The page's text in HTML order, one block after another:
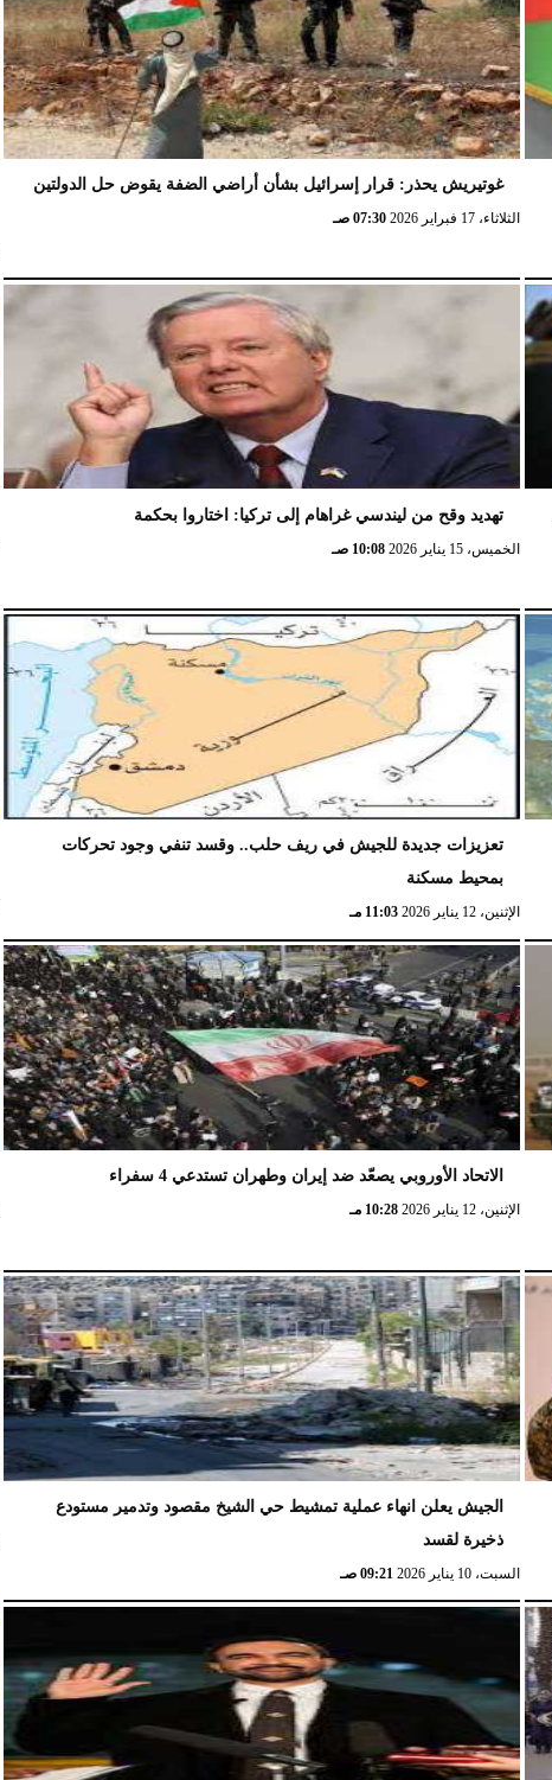
غوتيريش يحذر: قرار إسرائيل بشأن أراضي الضفة يقوض حل الدولتين
الثلاثاء، 17 فبراير 2026 07:30 صـ
تهديد وقح من ليندسي غراهام إلى تركيا: اختاروا بحكمة
الخميس، 15 يناير 2026 10:08 صـ
تعزيزات جديدة للجيش في ريف حلب.. وقسد تنفي وجود تحركات
بمحيط مسكنة
الإثنين، 12 يناير 2026 11:03 مـ
الاتحاد الأوروبي يصعّد ضد إيران وطهران تستدعي 4 سفراء
الإثنين، 12 يناير 2026 10:28 مـ
الجيش يعلن انهاء عملية تمشيط حي الشيخ مقصود وتدمير مستودع
ذخيرة لقسد
السبت، 10 يناير 2026 09:21 صـ